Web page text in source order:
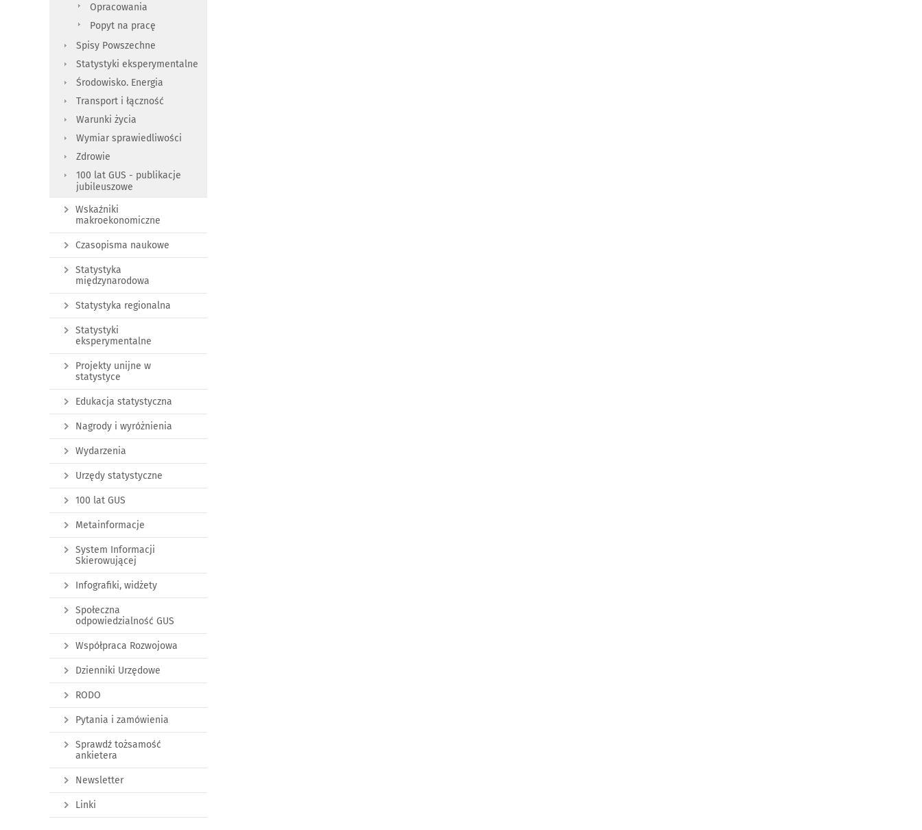
Opracowania
Popyt na pracę
Spisy Powszechne
Statystyki eksperymentalne
Środowisko. Energia
Transport i łączność
Warunki życia
Wymiar sprawiedliwości
Zdrowie
100 lat GUS - publikacje
jubileuszowe
Wskaźniki
makroekonomiczne
Czasopisma naukowe
Statystyka
międzynarodowa
Statystyka regionalna
Statystyki
eksperymentalne
Projekty unijne w
statystyce
Edukacja statystyczna
Nagrody i wyróżnienia
Wydarzenia
Urzędy statystyczne
100 lat GUS
Metainformacje
System Informacji
Skierowującej
Infografiki, widżety
Społeczna
odpowiedzialność GUS
Współpraca Rozwojowa
Dzienniki Urzędowe
RODO
Pytania i zamówienia
Sprawdź tożsamość
ankietera
Newsletter
Linki